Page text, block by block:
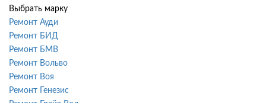
Выбрать марку
Ремонт Ауди
Ремонт БИД
Ремонт БМВ
Ремонт Вольво
Ремонт Воя
Ремонт Генезис